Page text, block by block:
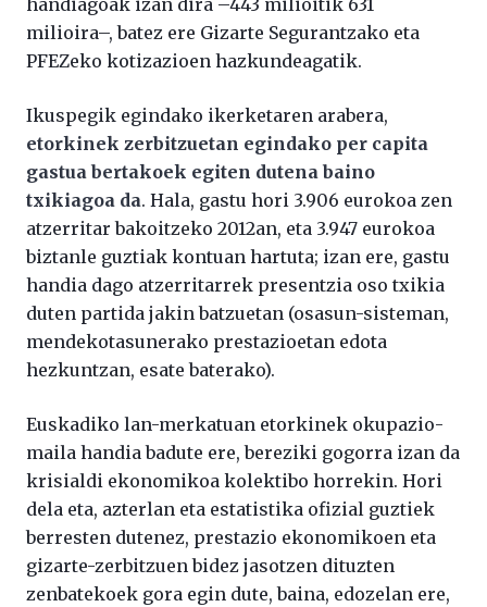
handiagoak izan dira –443 milioitik 631
milioira–, batez ere Gizarte Segurantzako eta
PFEZeko kotizazioen hazkundeagatik.
Ikuspegik egindako ikerketaren arabera,
etorkinek zerbitzuetan egindako per capita
gastua bertakoek egiten dutena baino
txikiagoa da. Hala, gastu hori 3.906 eurokoa zen
atzerritar bakoitzeko 2012an, eta 3.947 eurokoa
biztanle guztiak kontuan hartuta; izan ere, gastu
handia dago atzerritarrek presentzia oso txikia
duten partida jakin batzuetan (osasun-sisteman,
mendekotasunerako prestazioetan edota
hezkuntzan, esate baterako).
Euskadiko lan-merkatuan etorkinek okupazio-
maila handia badute ere, bereziki gogorra izan da
krisialdi ekonomikoa kolektibo horrekin. Hori
dela eta, azterlan eta estatistika ofizial guztiek
berresten dutenez, prestazio ekonomikoen eta
gizarte-zerbitzuen bidez jasotzen dituzten
zenbatekoek gora egin dute, baina, edozelan ere,